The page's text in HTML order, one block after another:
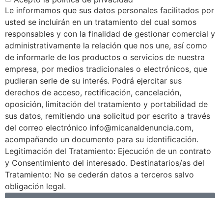
Le informamos que sus datos personales facilitados por
usted se incluirán en un tratamiento del cual somos
responsables y con la finalidad de gestionar comercial y
administrativamente la relación que nos une, así como
de informarle de los productos o servicios de nuestra
empresa, por medios tradicionales o electrónicos, que
pudieran serle de su interés. Podrá ejercitar sus
derechos de acceso, rectificación, cancelación,
oposición, limitación del tratamiento y portabilidad de
sus datos, remitiendo una solicitud por escrito a través
del correo electrónico info@micanaldenuncia.com,
acompañando un documento para su identificación.
Legitimación del Tratamiento: Ejecución de un contrato
y Consentimiento del interesado. Destinatarios/as del
Tratamiento: No se cederán datos a terceros salvo
obligación legal.